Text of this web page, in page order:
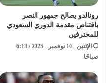
رونالدو يصالح جمهور النصر
باقتناص مقدمة الدوري السعودي
للمحترفين
الإثنين - 10 نوفمبر - 2025 / 6:13
صباحًا